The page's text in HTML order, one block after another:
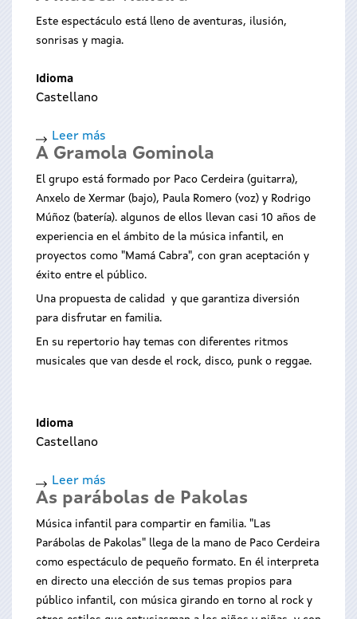
che
conto
Este espectáculo está lleno de aventuras, ilusión,
sonrisas y magia.
Idioma
Castellano
Leer más
A
maleta
viaxeira
A Gramola Gominola
El grupo está formado por Paco Cerdeira (guitarra),
Anxelo de Xermar (bajo), Paula Romero (voz) y Rodrigo
Múñoz (batería). algunos de ellos llevan casi 10 años de
experiencia en el ámbito de la música infantil, en
proyectos como "Mamá Cabra", con gran aceptación y
éxito entre el público.
Una propuesta de calidad y que garantiza diversión
para disfrutar en familia.
En su repertorio hay temas con diferentes ritmos
musicales que van desde el rock, disco, punk o reggae.
Idioma
Castellano
Leer más
A
Gramola
Gominola
As parábolas de Pakolas
Música infantil para compartir en familia. "Las
Parábolas de Pakolas" llega de la mano de Paco Cerdeira
como espectáculo de pequeño formato. En él interpreta
en directo una elección de sus temas propios para
público infantil, con música girando en torno al rock y